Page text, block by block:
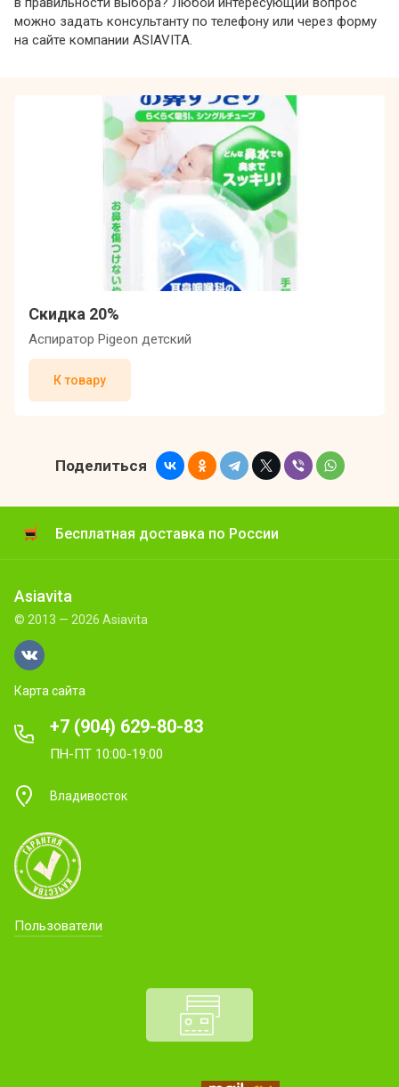
можно задать консультанту по телефону или через форму
на сайте компании ASIAVITA.
Скидка 20%
Аспиратор Pigeon детский
К товару
Поделиться
Бесплатная доставка по России
Asiavita
© 2013 — 2026 Asiavita
Карта сайта
+7 (904) 629-80-83
ПН-ПТ 10:00-19:00
Владивосток
Пользователи